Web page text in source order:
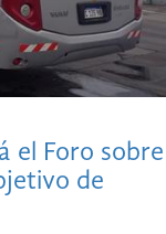
el Foro sobre
de